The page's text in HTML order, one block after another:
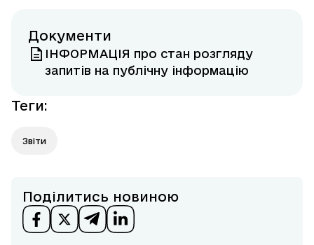
Документи
ІНФОРМАЦІЯ про стан розгляду
запитів на публічну інформацію
Теги:
Звіти
Поділитись новиною